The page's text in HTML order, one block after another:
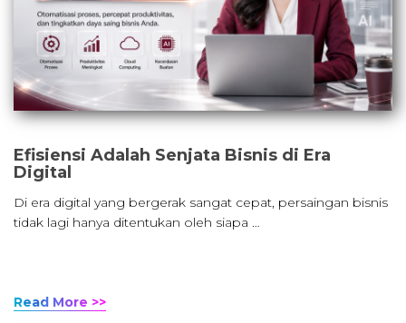
Efisiensi Adalah Senjata Bisnis di Era
Digital
Di era digital yang bergerak sangat cepat, persaingan bisnis
tidak lagi hanya ditentukan oleh siapa …
Read More >>